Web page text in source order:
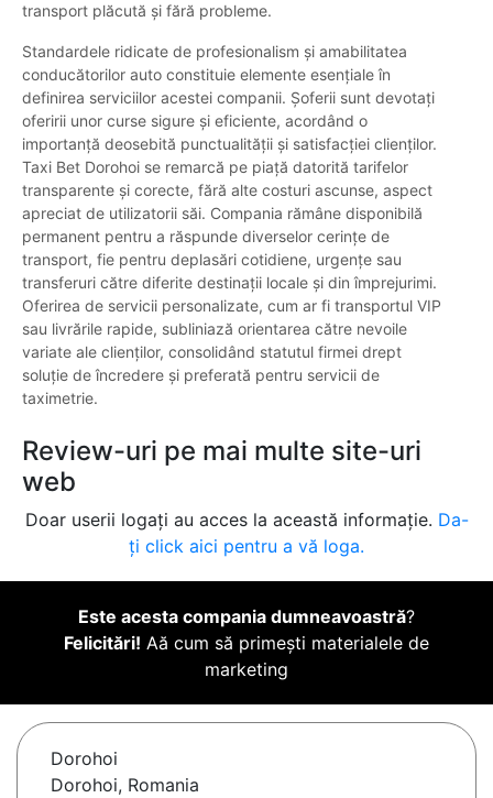
transport plăcută și fără probleme.
Standardele ridicate de profesionalism și amabilitatea
conducătorilor auto constituie elemente esențiale în
definirea serviciilor acestei companii. Șoferii sunt devotați
oferirii unor curse sigure și eficiente, acordând o
importanță deosebită punctualității și satisfacției clienților.
Taxi Bet Dorohoi se remarcă pe piață datorită tarifelor
transparente și corecte, fără alte costuri ascunse, aspect
apreciat de utilizatorii săi. Compania rămâne disponibilă
permanent pentru a răspunde diverselor cerințe de
transport, fie pentru deplasări cotidiene, urgențe sau
transferuri către diferite destinații locale și din împrejurimi.
Oferirea de servicii personalizate, cum ar fi transportul VIP
sau livrările rapide, subliniază orientarea către nevoile
variate ale clienților, consolidând statutul firmei drept
soluție de încredere și preferată pentru servicii de
taximetrie.
Review-uri pe mai multe site-uri
web
Doar userii logați au acces la această informație. Da-
ți click aici pentru a vă loga.
Este acesta compania dumneavoastră?
Felicitări! Aă cum să primești materialele de
marketing
Dorohoi
Dorohoi, Romania